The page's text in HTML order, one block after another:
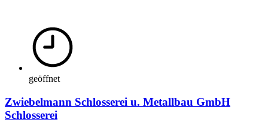
geöffnet
Zwiebelmann Schlosserei u. Metallbau GmbH
Schlosserei